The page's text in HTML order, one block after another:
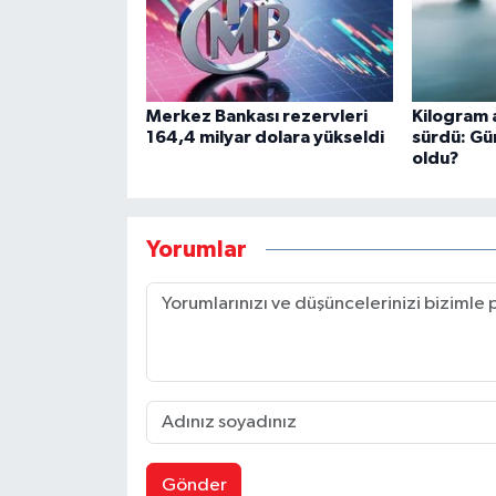
Merkez Bankası rezervleri
164,4 milyar dolara yükseldi
Kilogram
sürdü:
oldu?
Yorumlar
Gönder